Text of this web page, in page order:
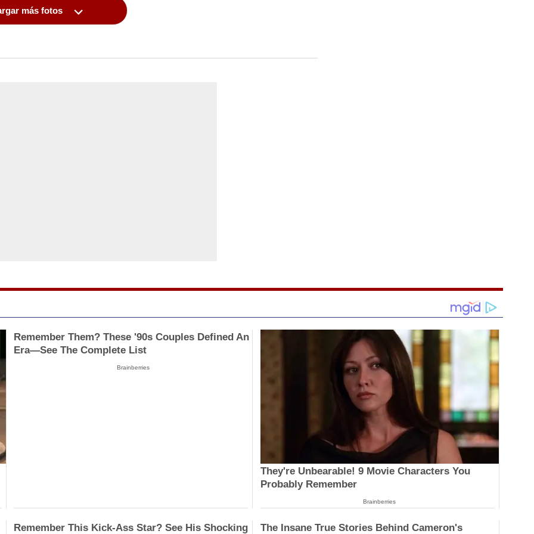
más fotos
Remember Them? These '90s Couples Defined An
Era—See The Complete List
Brainberries
They're Unbearable! 9 Movie Characters You
Probably Remember
Brainberries
Remember This Kick-Ass Star? See His Shocking The Insane True Stories Behind Cameron's